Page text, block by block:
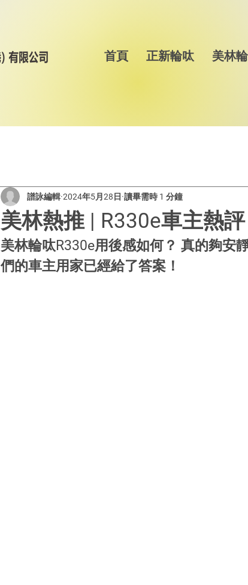
首頁 正新輪呔 美林
美林熱推 | R330e車主熱
譜詠編輯 2024年5月28日 讀畢需時 1 分鐘
美林輪呔R330e用後感如何？ 真的夠安
們的車主用家已經給了答案！